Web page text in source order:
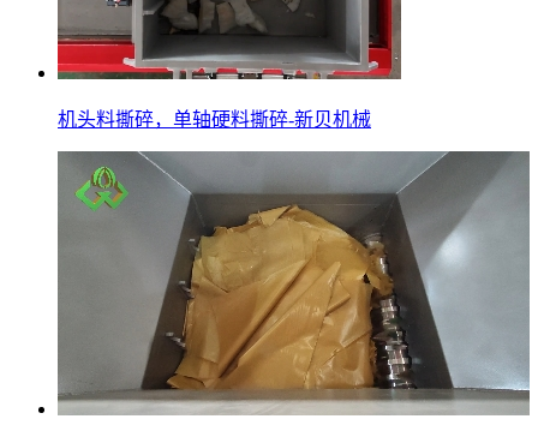
机头料撕碎，单轴硬料撕碎-新贝机械